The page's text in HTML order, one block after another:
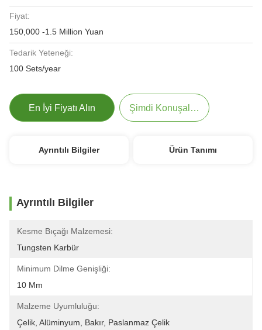
Fiyat:
150,000 -1.5 Million Yuan
Tedarik Yeteneği:
100 Sets/year
En İyi Fiyatı Alın Şimdi Konuşalım.
Ayrıntılı Bilgiler Ürün Tanımı
Ayrıntılı Bilgiler
Kesme Bıçağı Malzemesi:
Tungsten Karbür
Minimum Dilme Genişliği:
10 Mm
Malzeme Uyumluluğu:
Çelik, Alüminyum, Bakır, Paslanmaz Çelik